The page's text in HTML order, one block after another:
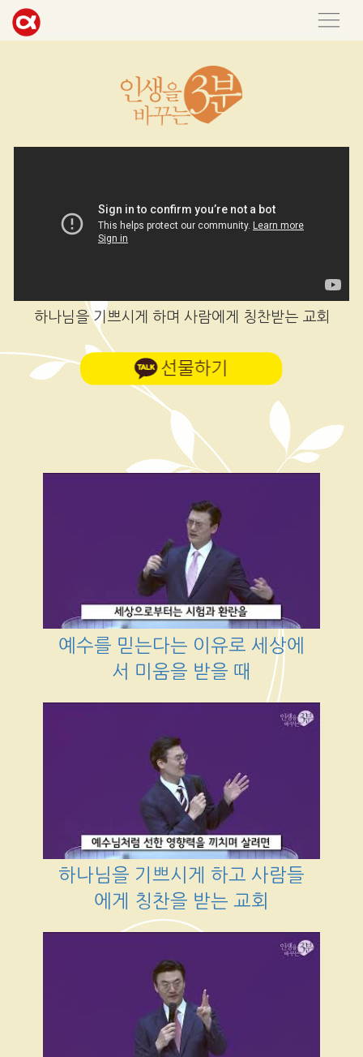
하나님을 기쁘시게 하며 사람에게 칭찬받는 교회
예수를 믿는다는 이유로 세상에
서 미움을 받을 때
하나님을 기쁘시게 하고 사람들
에게 칭찬을 받는 교회